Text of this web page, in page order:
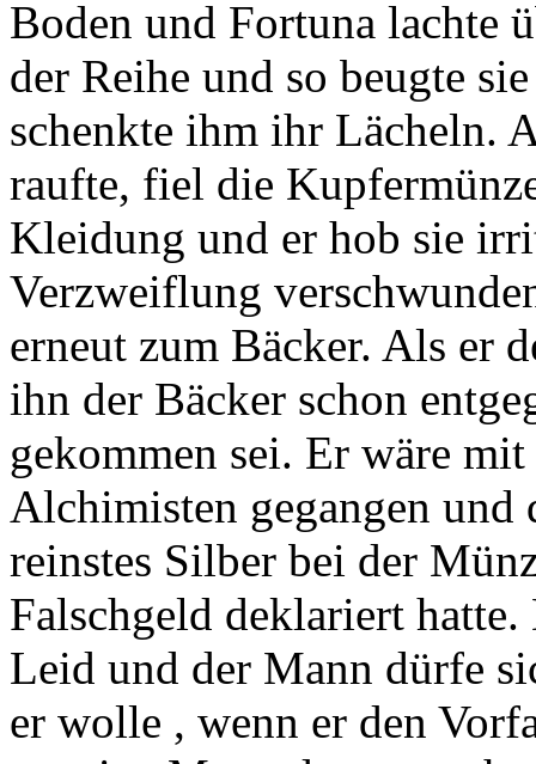
Boden und Fortuna lachte
der Reihe und so beugte
schenkte ihm ihr Lächeln.
raufte, fiel die
Kleidung und er hob sie
Verzweiflung
erneut zum Bäcker. Als er
ihn der Bäcker schon
gekommen sei. Er wäre
Alchimisten gegangen und
reinstes Silber bei der
Falschgeld deklariert
Leid und der Mann dürfe
er wolle , wenn er den